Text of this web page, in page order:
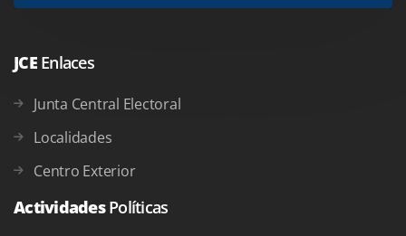
JCE Enlaces
Junta Central Electoral
Localidades
Centro Exterior
ActividadesPolíticas